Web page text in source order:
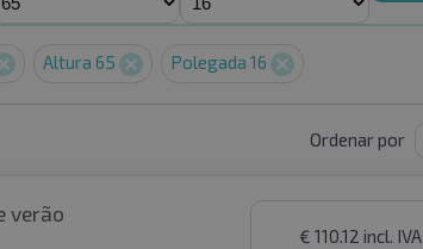
Altura 65 Polegada 16
Ordenar por
verão
€ 110.12 incl. IVA